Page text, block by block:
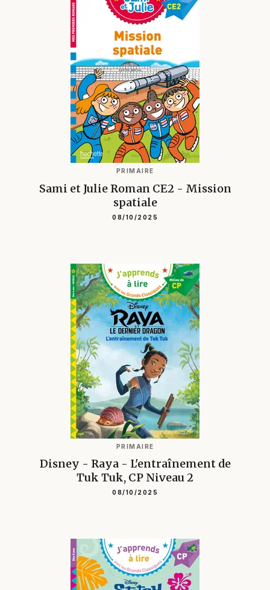
PRIMAIRE
Sami et Julie Roman CE2 - Mission
spatiale
08/10/2025
PRIMAIRE
Disney - Raya - L'entraînement de
Tuk Tuk, CP Niveau 2
08/10/2025